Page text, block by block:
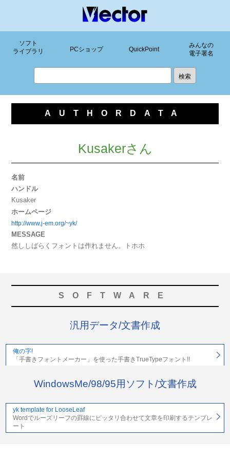
ソフト
ライブラリ
PCショップ QuickPoint
みんなの
電子署名
AUTHORDATA
Kusakerさん
名前
ハンドル
Kusaker
ホームページ
http://www.j-em.org/~yk/
MESSAGE
然ししばらくフォントは作れません。トホホ
SOFTWARE
汎用データ/文書作成
俺の字!
「手書きフォントメーカー」を使った手書きTrueTypeフォント!!
WindowsMe/98/95用ソフト/文書作成
yk template for LooseLeaf
Wordでルーズリーフの罫線にピッタリ合わせて文章を印刷するテンプレ
ート